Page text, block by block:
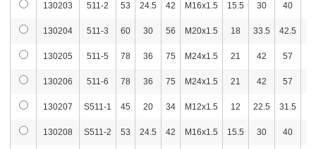
130203 511-2 53 24.5 42 M16x1.5 15.5 30 40
130204 511-3 60 30 56 M20x1.5 18 33.5 42.5
130205 511-5 78 36 75 M24x1.5 21 42 57
130206 511-6 78 36 75 M24x1.5 21 42 57
130207 S511-1 45 20 34 M12x1.5 12 22.5 31.5
130208 S511-2 53 24.5 42 M16x1.5 15.5 30 40